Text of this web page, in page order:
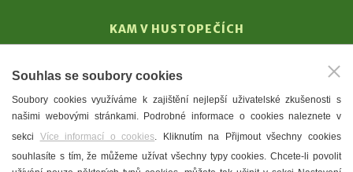
KAM V HUSTOPEČÍCH
T. G. Masaryk
Mandloně
Ubytování
Restaurace
Souhlas se soubory cookies
Soubory cookies využíváme k zajištění nejlepší uživatelské zkušenosti s
našimi webovými stránkami. Podrobné informace o cookies naleznete v
sekci Více informací o cookies. Kliknutím na Přijmout všechny cookies
souhlasíte s tím, že můžeme užívat všechny typy cookies. Chcete-li povolit